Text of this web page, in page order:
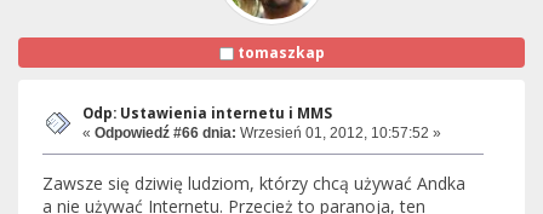
tomaszkap
Odp: Ustawienia internetu i MMS
« Odpowiedź #66 dnia: Wrzesień 01, 2012, 10:57:52 »
Zawsze się dziwię ludziom, którzy chcą używać Andka
a nie używać Internetu. Przecież to paranoja, ten